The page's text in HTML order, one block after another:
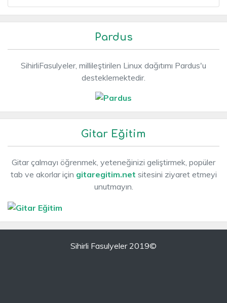
Pardus
SihirliFasulyeler, millileştirilen Linux dağıtımı Pardus'u
desteklemektedir.
Gitar Eğitim
Gitar çalmayı öğrenmek, yeteneğinizi geliştirmek, popüler
tab ve akorlar için gitaregitim.net sitesini ziyaret etmeyi
unutmayın.
Sihirli Fasulyeler 2019©